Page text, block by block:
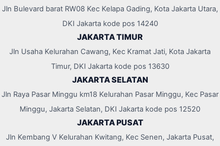
Jln Bulevard barat RW08 Kec Kelapa Gading, Kota Jakarta Utara,
DKI Jakarta kode pos 14240
JAKARTA TIMUR
Jln Usaha Kelurahan Cawang, Kec Kramat Jati, Kota Jakarta
Timur, DKI Jakarta kode pos 13630
JAKARTA SELATAN
Jln Raya Pasar Minggu km18 Kelurahan Pasar Minggu, Kec Pasar
Minggu, Jakarta Selatan, DKI Jakarta kode pos 12520
JAKARTA PUSAT
Jln Kembang V Kelurahan Kwitang, Kec Senen, Jakarta Pusat,